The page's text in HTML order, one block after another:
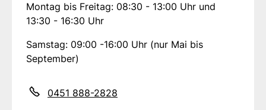
Montag bis Freitag: 08:30 - 13:00 Uhr und
13:30 - 16:30 Uhr
Samstag: 09:00 -16:00 Uhr (nur Mai bis
September)
0451 888-2828